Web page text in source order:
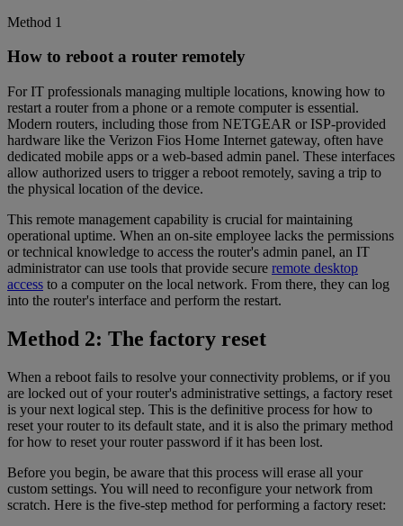
Method 1
How to reboot a router remotely
For IT professionals managing multiple locations, knowing how to
restart a router from a phone or a remote computer is essential.
Modern routers, including those from NETGEAR or ISP-provided
hardware like the Verizon Fios Home Internet gateway, often have
dedicated mobile apps or a web-based admin panel. These interfaces
allow authorized users to trigger a reboot remotely, saving a trip to
the physical location of the device.
This remote management capability is crucial for maintaining
operational uptime. When an on-site employee lacks the permissions
or technical knowledge to access the router's admin panel, an IT
administrator can use tools that provide secure remote desktop
access to a computer on the local network. From there, they can log
into the router's interface and perform the restart.
Method 2: The factory reset
When a reboot fails to resolve your connectivity problems, or if you
are locked out of your router's administrative settings, a factory reset
is your next logical step. This is the definitive process for how to
reset your router to its default state, and it is also the primary method
for how to reset your router password if it has been lost.
Before you begin, be aware that this process will erase all your
custom settings. You will need to reconfigure your network from
scratch. Here is the five-step method for performing a factory reset: